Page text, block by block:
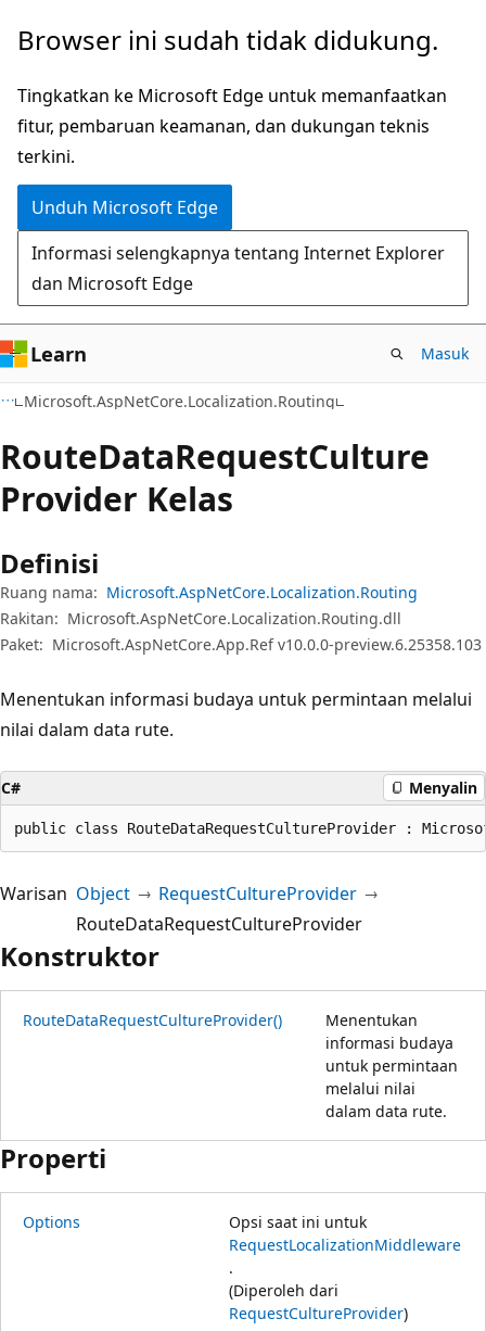
Lompati
konten
utama
Lewati
navigasi
dalam
halaman
Browser ini sudah tidak didukung.
Tingkatkan ke Microsoft Edge untuk memanfaatkan
fitur, pembaruan keamanan, dan dukungan teknis
terkini.
Unduh Microsoft Edge
Informasi selengkapnya tentang Internet Explorer
dan Microsoft Edge
Learn Masuk
Microsoft.AspNetCore.Localization.Routing
RouteDataRequestCulture
Provider Kelas
Definisi
Ruang nama: Microsoft.AspNetCore.Localization.Routing
Rakitan: Microsoft.AspNetCore.Localization.Routing.dll
Paket: Microsoft.AspNetCore.App.Ref v10.0.0-preview.6.25358.103
Menentukan informasi budaya untuk permintaan melalui
nilai dalam data rute.
C# Menyalin
public class RouteDataRequestCultureProvider :
Warisan Object
RequestCultureProvider
RouteDataRequestCultureProvider
Konstruktor
RouteDataRequestCultureProvider()
Menentukan
informasi budaya
untuk permintaan
melalui nilai
dalam data rute.
Properti
Options
Opsi saat ini untuk
RequestLocalizationMiddleware
.
(Diperoleh dari
RequestCultureProvider)